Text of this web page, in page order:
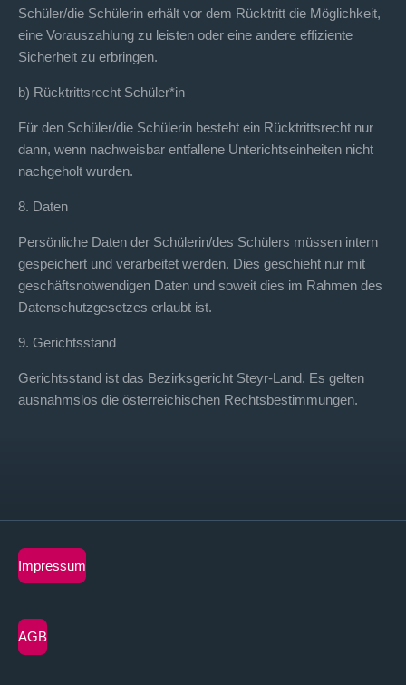
Schüler/die Schülerin erhält vor dem Rücktritt die Möglichkeit,
eine Vorauszahlung zu leisten oder eine andere effiziente
Sicherheit zu erbringen.
b) Rücktrittsrecht Schüler*in
Für den Schüler/die Schülerin besteht ein Rücktrittsrecht nur
dann, wenn nachweisbar entfallene Unterichtseinheiten nicht
nachgeholt wurden.
8. Daten
Persönliche Daten der Schülerin/des Schülers müssen intern
gespeichert und verarbeitet werden. Dies geschieht nur mit
geschäftsnotwendigen Daten und soweit dies im Rahmen des
Datenschutzgesetzes erlaubt ist.
9. Gerichtsstand
Gerichtsstand ist das Bezirksgericht Steyr-Land. Es gelten
ausnahmslos die österreichischen Rechtsbestimmungen.
Impressum
AGB